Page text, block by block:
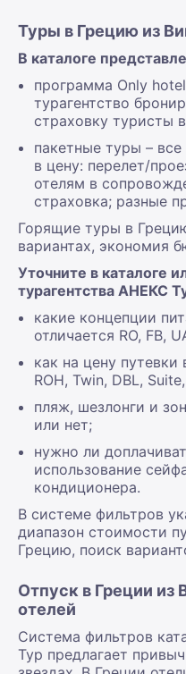
Туры в Грецию из
В каталоге
программа Only
турагентство
страховку туристы
пакетные туры –
в цену: перелет/
отелям в
страховка; разные
Горящие туры в
вариантах, экономия
Уточните в каталоге
турагентства АНЕКС
какие концепции
отличается RO, FB,
как на цену путевки
ROH, Twin, DBL,
пляж, шезлонги и
или нет;
нужно ли
использование
кондиционера.
В системе фильтров
диапазон стоимости
Грецию, поиск
Отпуск в Греции из
отелей
Система фильтров
Тур предлагает